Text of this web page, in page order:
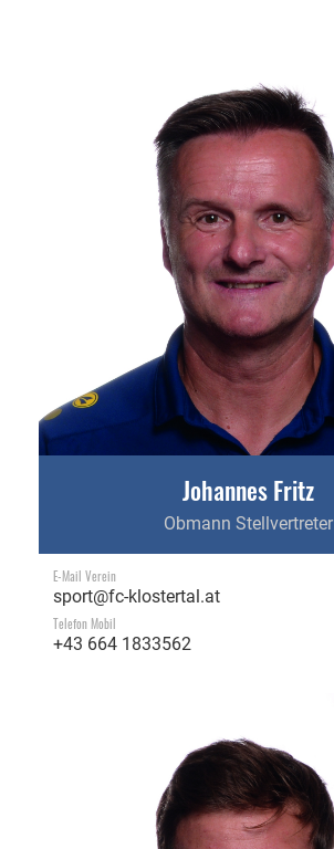
Johannes Fritz
Obmann Stellvertreter
E-Mail Verein
sport@fc-klostertal.at
Telefon Mobil
+43 664 1833562